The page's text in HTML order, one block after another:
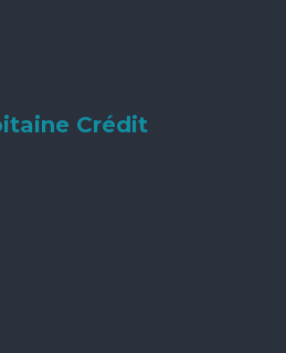
Crédit